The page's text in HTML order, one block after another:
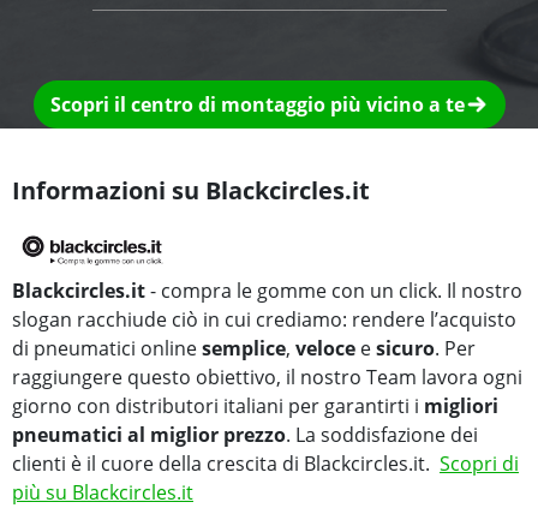
Scopri il centro di montaggio più vicino a te
Informazioni su Blackcircles.it
Blackcircles.it- compra le gomme con un click. Il nostro
slogan racchiude ciò in cui crediamo: rendere l’acquisto
di pneumatici onlinesemplice, veloce esicuro. Per
raggiungere questo obiettivo, il nostro Team lavora ogni
giorno con distributori italiani per garantirti i migliori
pneumatici al miglior prezzo. La soddisfazione dei
clienti è il cuore della crescita di Blackcircles.it. Scopri di
più su Blackcircles.it